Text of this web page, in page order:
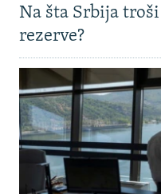
Na šta Srbija
rezerve?